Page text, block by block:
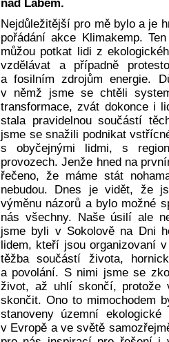
nad Labem.
Nejdůležitější pro mě bylo a je
pořádání akce Klimakemp.
můžou potkat lidi z
vzdělávat a případně
a fosilním zdrojům energie.
v němž jsme se chtěli
transformace, zvát dokonce i
stala pravidelnou součástí
jsme se snažili podnikat
s obyčejnými lidmi, s
provozech. Jenže hned na
řečeno, že máme stát
nebudou. Dnes je vidět, že
výměnu názorů a bylo možné
nás všechny. Naše úsilí ale
jsme byli v Sokolově na Dni
lidem, kteří jsou organizovaní
těžba součástí života,
a povolání. S nimi jsme se
život, až uhlí skončí,
skončit. Ono to mimochodem
stanoveny územní
v Evropě a ve světě